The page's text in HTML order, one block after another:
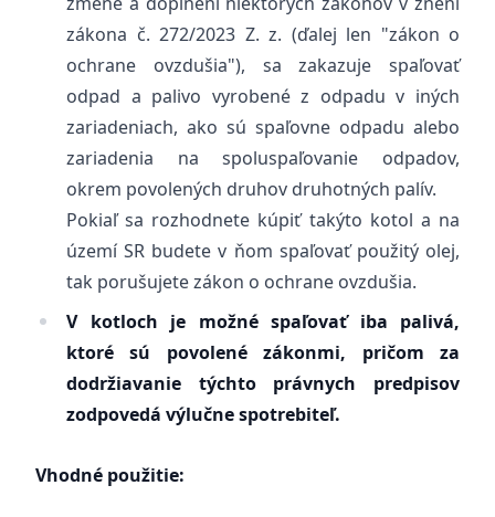
zákona č. 272/2023 Z. z. (ďalej len "zákon o
ochrane ovzdušia"), sa zakazuje spaľovať
odpad a palivo vyrobené z odpadu v iných
zariadeniach, ako sú spaľovne odpadu alebo
zariadenia na spoluspaľovanie odpadov,
okrem povolených druhov druhotných palív.
Pokiaľ sa rozhodnete kúpiť takýto kotol a na
území SR budete v ňom spaľovať použitý olej,
tak porušujete zákon o ochrane ovzdušia.
V kotloch je možné spaľovať iba palivá,
ktoré sú povolené zákonmi, pričom za
dodržiavanie týchto právnych predpisov
zodpovedá výlučne spotrebiteľ.
Vhodné použitie: